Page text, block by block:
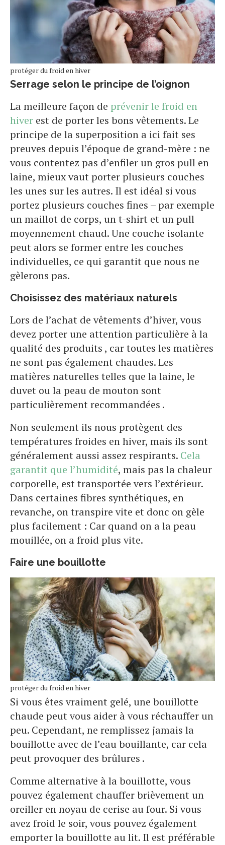
protéger du froid en hiver
Serrage selon le principe de l’oignon
La meilleure façon de prévenir le froid en
hiver est de porter les bons vêtements. Le
principe de la superposition a ici fait ses
preuves depuis l’époque de grand-mère : ne
vous contentez pas d’enfiler un gros pull en
laine, mieux vaut porter plusieurs couches
les unes sur les autres. Il est idéal si vous
portez plusieurs couches fines – par exemple
un maillot de corps, un t-shirt et un pull
moyennement chaud. Une couche isolante
peut alors se former entre les couches
individuelles, ce qui garantit que nous ne
gèlerons pas.
Choisissez des matériaux naturels
Lors de l’achat de vêtements d’hiver, vous
devez porter une attention particulière à la
qualité des produits , car toutes les matières
ne sont pas également chaudes. Les
matières naturelles telles que la laine, le
duvet ou la peau de mouton sont
particulièrement recommandées .
Non seulement ils nous protègent des
températures froides en hiver, mais ils sont
généralement aussi assez respirants. Cela
garantit que l’humidité, mais pas la chaleur
corporelle, est transportée vers l’extérieur.
Dans certaines fibres synthétiques, en
revanche, on transpire vite et donc on gèle
plus facilement : Car quand on a la peau
mouillée, on a froid plus vite.
Faire une bouillotte
protéger du froid en hiver
Si vous êtes vraiment gelé, une bouillotte
chaude peut vous aider à vous réchauffer un
peu. Cependant, ne remplissez jamais la
bouillotte avec de l’eau bouillante, car cela
peut provoquer des brûlures .
Comme alternative à la bouillotte, vous
pouvez également chauffer brièvement un
oreiller en noyau de cerise au four. Si vous
avez froid le soir, vous pouvez également
emporter la bouillotte au lit. Il est préférable